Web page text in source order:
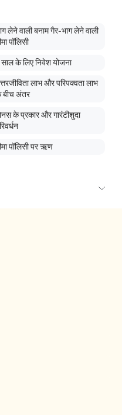
लेने वाली बनाम गैर-भाग लेने वाली
पॉलिसी
साल के लिए निवेश योजना
लाभ और परिपक्वता लाभ
बीच अंतर
के प्रकार और गारंटीशुदा
पॉलिसी पर ऋण